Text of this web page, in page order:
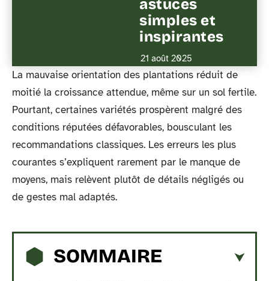
astuces
simples et
inspirantes
21 août 2025
La mauvaise orientation des plantations réduit de
moitié la croissance attendue, même sur un sol fertile.
Pourtant, certaines variétés prospèrent malgré des
conditions réputées défavorables, bousculant les
recommandations classiques. Les erreurs les plus
courantes s’expliquent rarement par le manque de
moyens, mais relèvent plutôt de détails négligés ou
de gestes mal adaptés.
SOMMAIRE